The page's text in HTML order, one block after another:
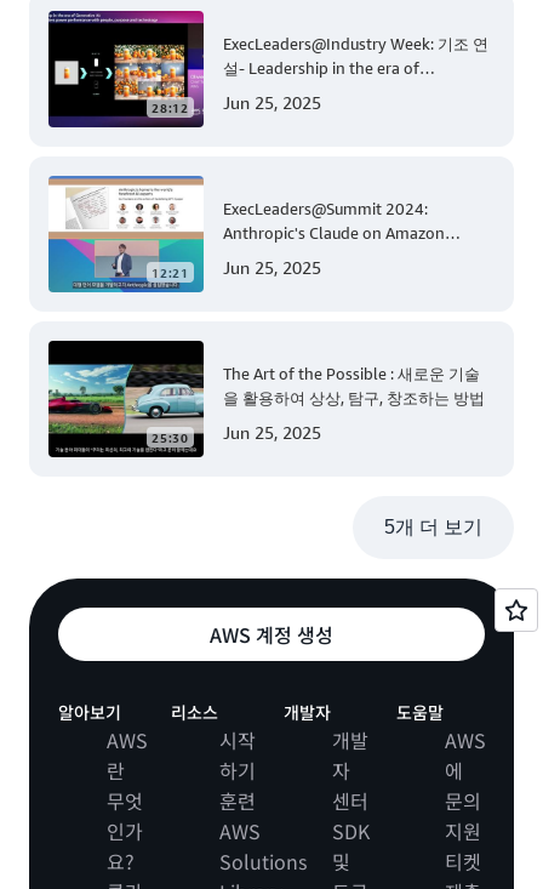
28:12
ExecLeaders@Industry Week: 기조 연
설- Leadership in the era of
Jun 25, 2025
12:21
ExecLeaders@Summit 2024:
Anthropic's Claude on Amazon
Jun 25, 2025
25:30
The Art of the Possible : 새로운 기술
을 활용하여 상상, 탐구, 창조하는 방법
Jun 25, 2025
5개 더 보기
AWS 계정 생성
알아보기
AWS
란
무엇
인가
요?
리소스
시작
하기
훈련
AWS
Solutions
개발자
개발
자
센터
SDK
및
도움말
AWS
에
문의
지원
티켓